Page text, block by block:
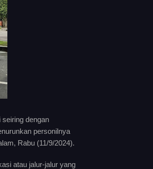
dengan
personilnya
Rabu (11/9/2024).
atau jalur-jalur yang